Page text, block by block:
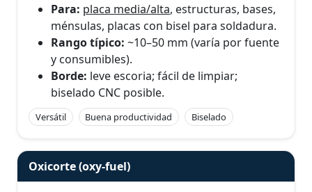
Para: placa media/alta, estructuras, bases,
ménsulas, placas con bisel para soldadura.
Rango típico: ~10–50 mm (varía por fuente
y consumibles).
Borde: leve escoria; fácil de limpiar;
biselado CNC posible.
Versátil Buena productividad Biselado
Oxicorte (oxy-fuel)